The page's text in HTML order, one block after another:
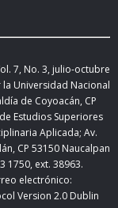
7, No. 3, julio-octubre
la Universidad Nacional
de Coyoacán, CP
Estudios Superiores
Aplicada; Av.
CP 53150 Naucalpan
1750, ext. 38963.
electrónico:
Version 2.0 Dublin